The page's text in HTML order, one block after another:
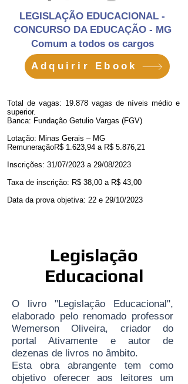
LEGISLAÇÃO EDUCACIONAL -
CONCURSO DA EDUCAÇÃO - MG
Comum a todos os cargos
Adquirir Ebook
Total de vagas: 19.878 vagas de níveis médio e
superior.
Banca: Fundação Getulio Vargas (FGV)
Lotação: Minas Gerais – MG
RemuneraçãoR$ 1.623,94 a R$ 5.876,21
Inscrições: 31/07/2023 a 29/08/2023
Taxa de inscrição: R$ 38,00 a R$ 43,00
Data da prova objetiva: 22 e 29/10/2023
Legislação
Educacional
O livro "Legislação Educacional",
elaborado pelo renomado professor
Wemerson Oliveira, criador do
portal Ativamente e autor de
dezenas de livros no âmbito.
Esta obra abrangente tem como
objetivo oferecer aos leitores um